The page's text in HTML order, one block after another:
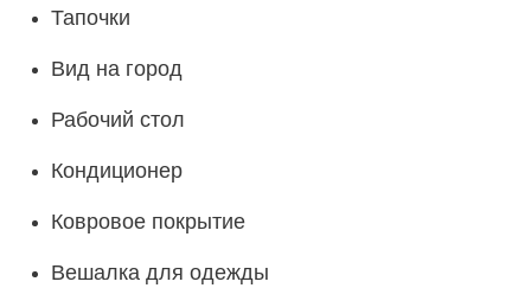
Тапочки
Вид на город
Рабочий стол
Кондиционер
Ковровое покрытие
Вешалка для одежды